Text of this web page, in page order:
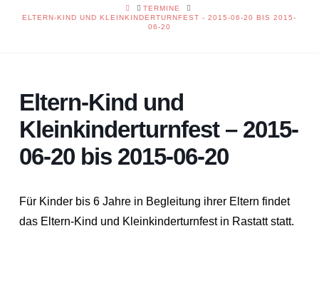
HOMETERMINE
ELTERN-KIND UND KLEINKINDERTURNFEST - 2015-06-20 BIS 2015-
06-20
Eltern-Kind und
Kleinkinderturnfest – 2015-
06-20 bis 2015-06-20
Für Kinder bis 6 Jahre in Begleitung ihrer Eltern findet
das Eltern-Kind und Kleinkinderturnfest in Rastatt statt.